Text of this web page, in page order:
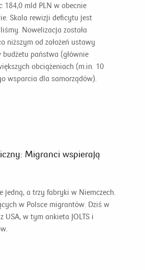
184,0 mld PLN w obecnie
Skala rewizji deficytu jest
Nowelizacja została
niższym od założeń ustawy
państwa (głównie
obciążeniach (m.in. 10
wsparcia dla samorządów).
Migranci wspierają
jedną, a trzy fabryki w Niemczech.
w Polsce migrantów. Dziś w
USA, w tym ankieta JOLTS i